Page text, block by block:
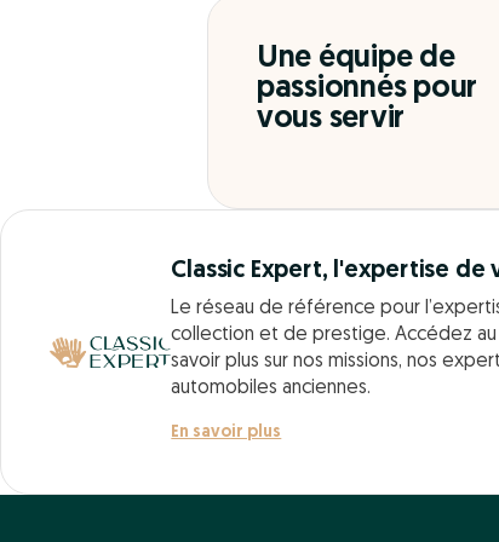
Une équipe de
passionnés pour
vous servir
Classic Expert, l'expertise de
Le réseau de référence pour
collection et de prestige. Accédez au
savoir plus sur nos missions, nos
automobiles anciennes.
En savoir plus